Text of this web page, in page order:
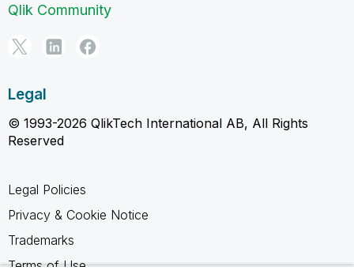
Qlik Community
Legal
© 1993-2026 QlikTech International AB, All Rights
Reserved
Legal Policies
Privacy & Cookie Notice
Trademarks
Terms of Use